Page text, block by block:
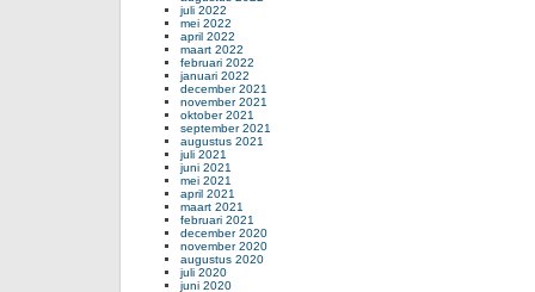
juli 2022
mei 2022
april 2022
maart 2022
februari 2022
januari 2022
december 2021
november 2021
oktober 2021
september 2021
augustus 2021
juli 2021
juni 2021
mei 2021
april 2021
maart 2021
februari 2021
december 2020
november 2020
augustus 2020
juli 2020
juni 2020